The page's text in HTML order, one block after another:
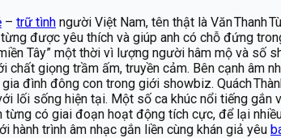
– trữ tình người Việt Nam, tên thật là Văn Thanh
được yêu thích và giúp anh có chỗ đứng
Tây” một thời vì lượng người hâm mộ và số
chất giọng trầm ấm, truyền cảm. Bên cạnh âm
đình đông con trong giới showbiz. Quách
lối sống hiện tại. Một số ca khúc nổi tiếng gắn
từng có giai đoạn hoạt động tích cực, để lại
hành trình âm nhạc gắn liền cùng khán giả yêu